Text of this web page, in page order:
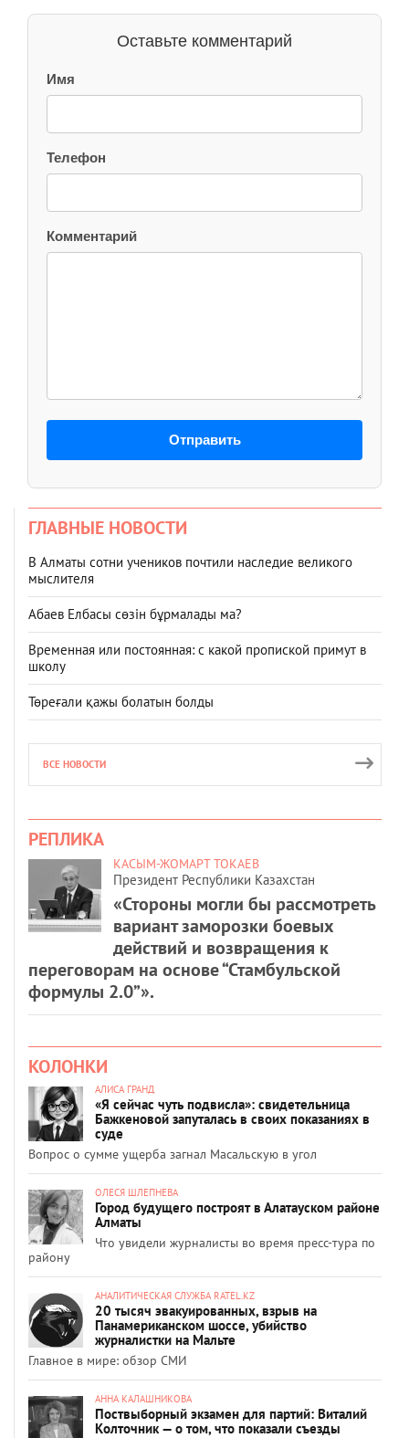
Оставьте комментарий
Имя
Телефон
Комментарий
Отправить
ГЛАВНЫЕ НОВОСТИ
В Алматы сотни учеников почтили наследие великого
мыслителя
Абаев Елбасы сөзін бұрмалады ма?
Временная или постоянная: с какой пропиской примут в
школу
Төреғали қажы болатын болды
ВСЕ НОВОСТИ
РЕПЛИКА
КАСЫМ-ЖОМАРТ ТОКАЕВ
Президент Республики Казахстан
«Стороны могли бы рассмотреть
вариант заморозки боевых
действий и возвращения к
переговорам на основе “Стамбульской
формулы 2.0”».
КОЛОНКИ
АЛИСА ГРАНД
«Я сейчас чуть подвисла»: свидетельница
Бажкеновой запуталась в своих показаниях в
суде
Вопрос о сумме ущерба загнал Масальскую в угол
ОЛЕСЯ ШЛЕПНЕВА
Город будущего построят в Алатауском районе
Алматы
Что увидели журналисты во время пресс-тура по
району
АНАЛИТИЧЕСКАЯ СЛУЖБА RATEL.KZ
20 тысяч эвакуированных, взрыв на
Панамериканском шоссе, убийство
журналистки на Мальте
Главное в мире: обзор СМИ
АННА КАЛАШНИКОВА
Поствыборный экзамен для партий: Виталий
Колточник — о том, что показали съезды